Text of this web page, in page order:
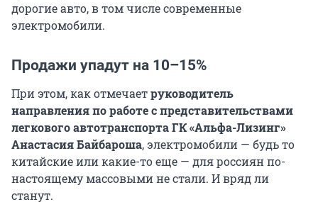
дорогие авто, в том числе современные
электромобили.
Продажи упадут на 10–15%
При этом, как отмечаетруководитель
направления по работе с представительствами
легкового автотранспорта ГК «Альфа-Лизинг»
Анастасия Байбароша, электромобили — будь то
китайские или какие-то еще — для россиян по-
настоящему массовыми не стали. И вряд ли
станут.